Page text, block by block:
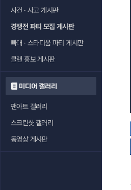
사건 · 사고 게시판
경쟁전 파티 모집 게시판
빠대 · 스타디움 파티 게시판
클랜 홍보 게시판
미디어 갤러리
팬아트 갤러리
스크린샷 갤러리
동영상 게시판